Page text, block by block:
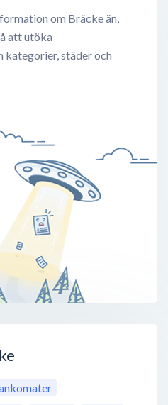
om Bräcke än,
att utöka
städer och